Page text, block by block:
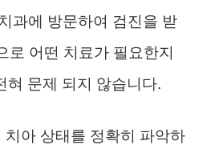
과에 방문하여 검진을 받
로 어떤 치료가 필요한지
혀 문제 되지 않습니다.
치아 상태를 정확히 파악하